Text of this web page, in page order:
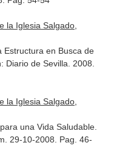
la Iglesia Salgado,
Estructura en Busca de
Diario de Sevilla . 2008.
la Iglesia Salgado,
una Vida Saludable.
29-10-2008. Pag. 46-